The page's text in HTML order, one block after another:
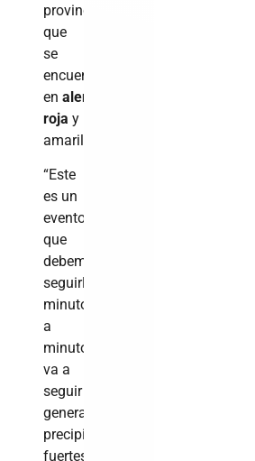
provincias
que
se
encuentran
en alerta
roja y
amarilla.
“Este
es un
evento
que
debemos
seguirlo
minuto
a
minuto,
va a
seguir
generando
precipitaciones
fuertes